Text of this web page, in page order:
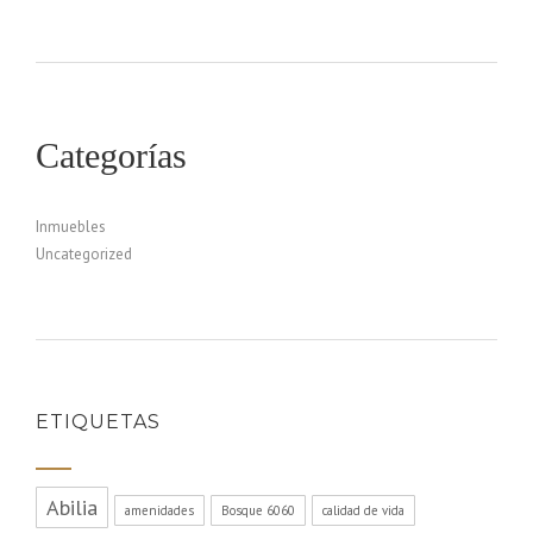
Categorías
Inmuebles
Uncategorized
ETIQUETAS
Abilia amenidades Bosque 6060 calidad de vida